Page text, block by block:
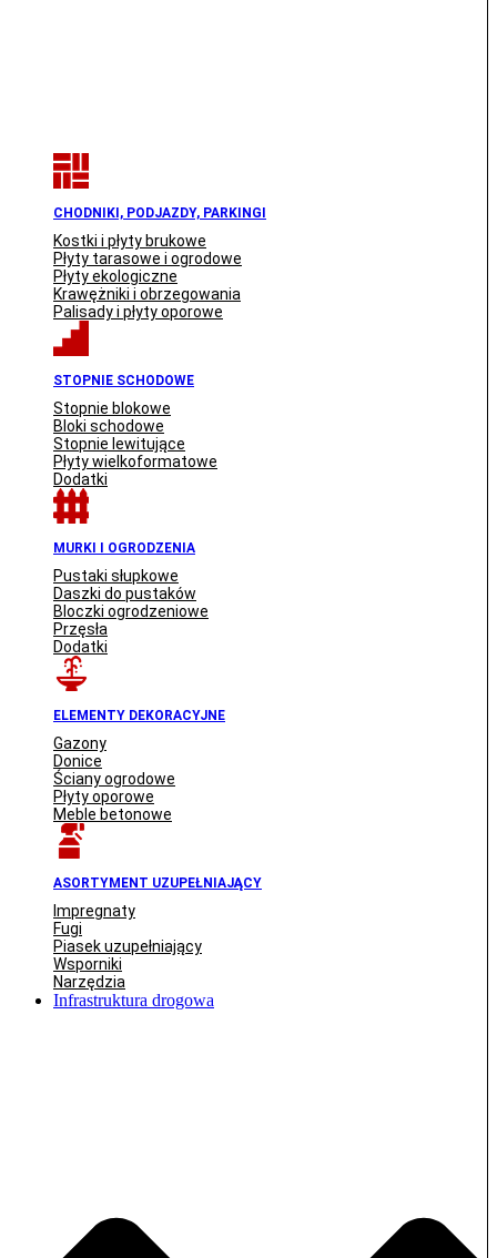
CHODNIKI, PODJAZDY, PARKINGI
Kostki i płyty brukowe
Płyty tarasowe i ogrodowe
Płyty ekologiczne
Krawężniki i obrzegowania
Palisady i płyty oporowe
STOPNIE SCHODOWE
Stopnie blokowe
Bloki schodowe
Stopnie lewitujące
Płyty wielkoformatowe
Dodatki
MURKI I OGRODZENIA
Pustaki słupkowe
Daszki do pustaków
Bloczki ogrodzeniowe
Przęsła
Dodatki
ELEMENTY DEKORACYJNE
Gazony
Donice
Ściany ogrodowe
Płyty oporowe
Meble betonowe
ASORTYMENT UZUPEŁNIAJĄCY
Impregnaty
Fugi
Piasek uzupełniający
Wsporniki
Narzędzia
Infrastruktura drogowa